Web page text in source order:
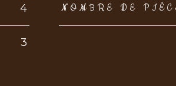
4 NOMBRE DE
3